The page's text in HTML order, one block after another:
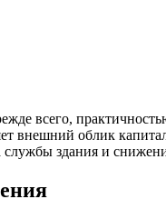
всего,
внешний облик
здания и